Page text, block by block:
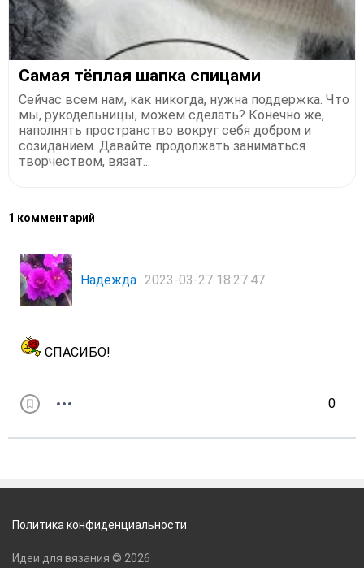
Самая тёплая шапка спицами
Сейчас всем нам, как никогда, нужна поддержка. Что
мы, рукодельницы, можем сделать? Конечно же,
наполнять пространство вокруг себя добром и
созиданием. Давайте продолжать заниматься
творчеством, вязат...
1 комментарий
Надежда 2023-03-27 18:27:47
0
СПАСИБО!
Политика конфиденциальности
Идеи для вязания © 2026